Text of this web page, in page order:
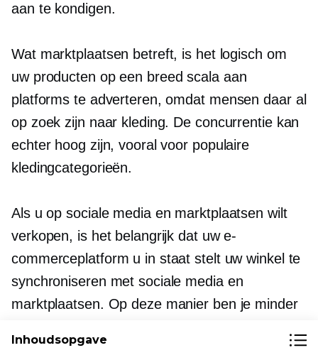
aan te kondigen.
Wat marktplaatsen betreft, is het logisch om
uw producten op een breed scala aan
platforms te adverteren, omdat mensen daar al
op zoek zijn naar kleding. De concurrentie kan
echter hoog zijn, vooral voor populaire
kledingcategorieën.
Als u op sociale media en marktplaatsen wilt
verkopen, is het belangrijk dat uw e-
commerceplatform u in staat stelt uw winkel te
synchroniseren met sociale media en
marktplaatsen. Op deze manier ben je minder
winkel op verschillende platformen. Met een
Inhoudsopgave